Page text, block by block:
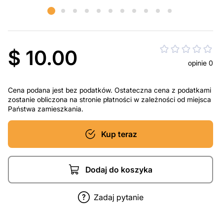
$ 10.00 opinie 0
Cena podana jest bez podatków. Ostateczna cena z podatkami
zostanie obliczona na stronie płatności w zależności od miejsca
Państwa zamieszkania.
Kup teraz
Dodaj do koszyka
Zadaj pytanie